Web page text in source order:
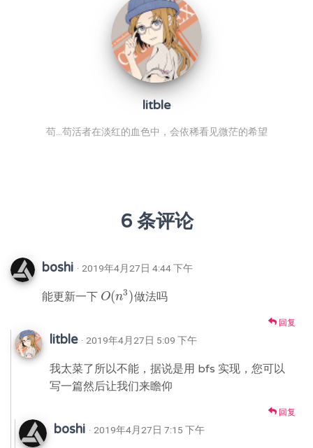
litble
苟...苟活者在淡红的血色中，会依稀看见微茫的希望
6 条评论
boshi · 2019年4月27日 4:44 下午
能更新一下 O(n3)
O(n3 做法吗
回复
litble · 2019年4月27日 5:09 下午
我太菜了所以不能，据说是用 bfs 实现，您可以
写一篇然后让我们来瞻仰
回复
boshi · 2019年4月27日 7:15 下午